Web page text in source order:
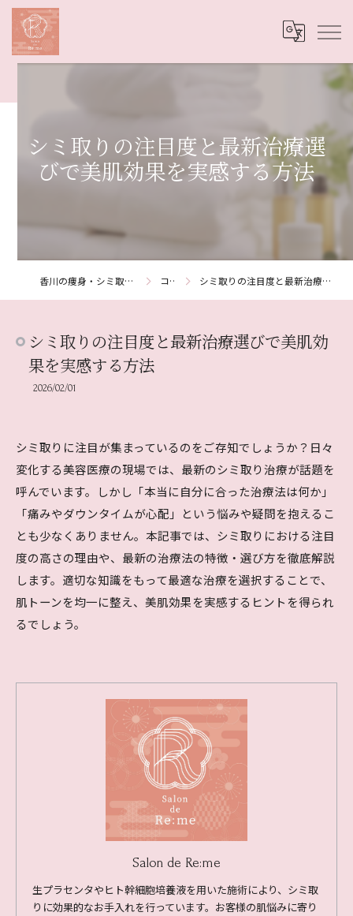
シミ取りの注目度と最新治療選
びで美肌効果を実感する方法
香川の痩身・シミ取りならSalon de Re:me コラム シミ取りの注目度と最新治療選びで美肌効果を実感する方法
シミ取りの注目度と最新治療選びで美肌効
果を実感する方法
2026/02/01
シミ取りに注目が集まっているのをご存知でしょうか？日々
変化する美容医療の現場では、最新のシミ取り治療が話題を
呼んでいます。しかし「本当に自分に合った治療法は何か」
「痛みやダウンタイムが心配」という悩みや疑問を抱えるこ
とも少なくありません。本記事では、シミ取りにおける注目
度の高さの理由や、最新の治療法の特徴・選び方を徹底解説
します。適切な知識をもって最適な治療を選択することで、
肌トーンを均一に整え、美肌効果を実感するヒントを得られ
るでしょう。
Salon de Re:me
生プラセンタやヒト幹細胞培養液を用いた施術により、シミ取
りに効果的なお手入れを行っています。お客様の肌悩みに寄り